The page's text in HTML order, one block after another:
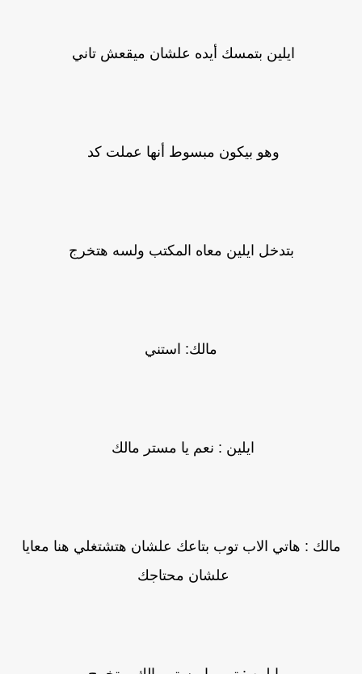
ايلين بتمسك أيده علشان ميقعش تاني
وهو بيكون مبسوط أنها عملت كد
بتدخل ايلين معاه المكتب ولسه هتخرج
مالك: استني
ايلين : نعم يا مستر مالك
مالك : هاتي الاب توب بتاعك علشان هتشتغلي هنا معايا
علشان محتاجك